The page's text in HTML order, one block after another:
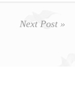
Next Post »